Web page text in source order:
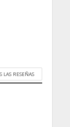
LAS RESEÑAS